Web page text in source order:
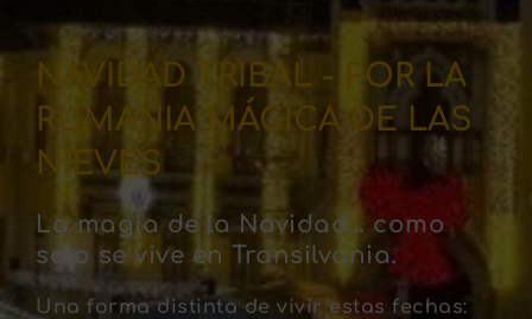
NAVIDAD TRIBAL - POR LA
RUMANIA MÁGICA DE LAS
NIEVES
La magia de la Navidad… como
solo se vive en Transilvania.
Una forma distinta de vivir estas fechas: